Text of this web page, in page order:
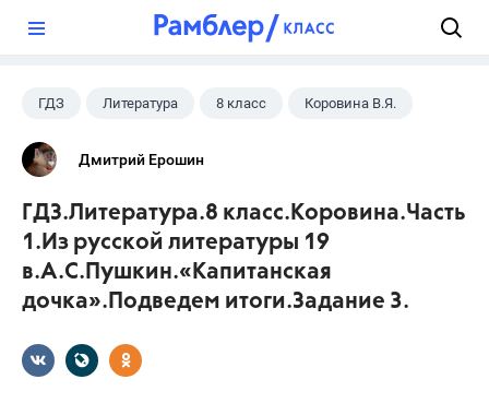
ГДЗ Литература 8 класс Коровина В.Я.
Дмитрий Ерошин
ГДЗ.Литература.8 класс.Коровина.Часть
1.Из русской литературы 19
в.А.С.Пушкин.«Капитанская
дочка».Подведем итоги.Задание 3.